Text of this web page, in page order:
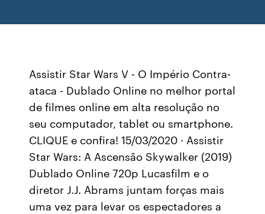
Assistir Star Wars V - O Império Contra-
ataca - Dublado Online no melhor portal
de filmes online em alta resolução no
seu computador, tablet ou smartphone.
CLIQUE e confira! 15/03/2020 · Assistir
Star Wars: A Ascensão Skywalker (2019)
Dublado Online 720p Lucasfilm e o
diretor J.J. Abrams juntam forças mais
uma vez para levar os espectadores a